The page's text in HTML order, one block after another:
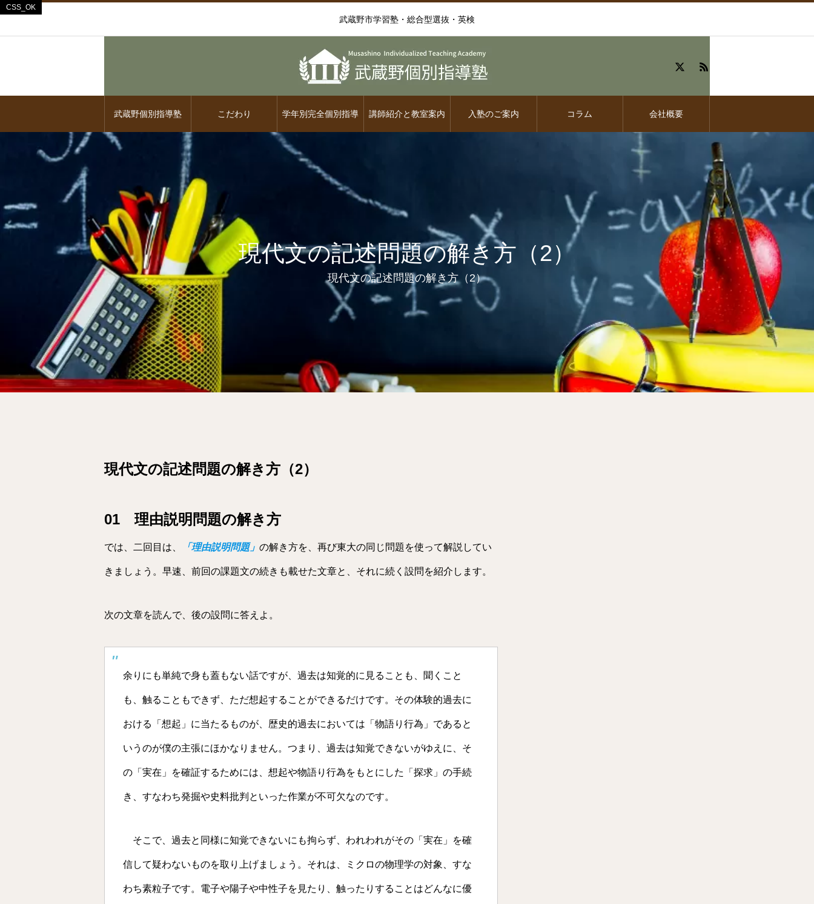
武蔵野市学習塾・総合型選抜・英検
武蔵野個別指導塾 こだわり 学年別完全個別指導 講師紹介と教室案内 入塾のご案内 コラム 会社概要
現代文の記述問題の解き方（2）
現代文の記述問題の解き方（2）
現代文の記述問題の解き方（2）
01 理由説明問題の解き方
では、二回目は、 「理由説明問題」 の解き方を、再び東大の同じ問題を使って解説してい
きましょう。早速、前回の課題文の続きも載せた文章と、それに続く設問を紹介します。
次の文章を読んで、後の設問に答えよ。
余りにも単純で身も蓋もない話ですが、過去は知覚的に見ることも、聞くこと
も、触ることもできず、ただ想起することができるだけです。その体験的過去に
おける「想起」に当たるものが、歴史的過去においては「物語り行為」であると
いうのが僕の主張にほかなりません。つまり、過去は知覚できないがゆえに、そ
の「実在」を確証するためには、想起や物語り行為をもとにした「探求」の手続
き、すなわち発掘や史料批判といった作業が不可欠なのです。
そこで、過去と同様に知覚できないにも拘らず、われわれがその「実在」を確
信して疑わないものを取り上げましょう。それは、ミクロの物理学の対象、すな
わち素粒子です。電子や陽子や中性子を見たり、触ったりすることはどんなに優